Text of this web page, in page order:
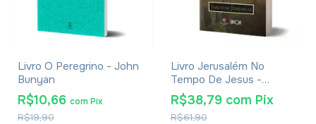
Livro O Peregrino - John
Bunyan
R$19,90
R$10,66 comPix
Livro Jerusalém No
Tempo De Jesus -
Joachim Jeremias -
Impressão 2024
R$61,90
R$38,79 com Pix